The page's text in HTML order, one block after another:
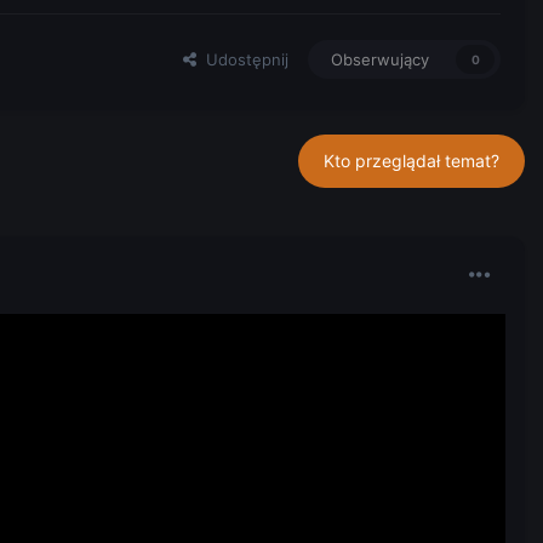
Udostępnij Obserwujący 0
Kto przeglądał temat?